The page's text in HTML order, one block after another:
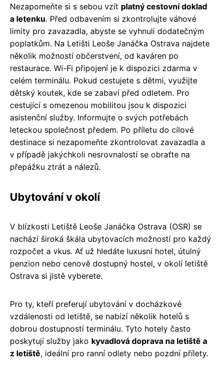
Nezapomeňte si s sebou vzít platný cestovní doklad
a letenku. Před odbavením si zkontrolujte váhové
limity pro zavazadla, abyste se vyhnuli dodatečným
poplatkům. Na Letišti Leoše Janáčka Ostrava najdete
několik možností občerstvení, od kaváren po
restaurace. Wi-Fi připojení je k dispozici zdarma v
celém terminálu. Pokud cestujete s dětmi, využijte
dětský koutek, kde se zabaví před odletem. Pro
cestující s omezenou mobilitou jsou k dispozici
asistenční služby. Informujte o svých potřebách
leteckou společnost předem. Po příletu do cílové
destinace si nezapomeňte zkontrolovat zavazadla a
v případě jakýchkoli nesrovnalostí se obraťte na
přepážku ztrát a nálezů.
Ubytování v okolí
V blízkosti Letiště Leoše Janáčka Ostrava (OSR) se
nachází široká škála ubytovacích možností pro každý
rozpočet a vkus. Ať už hledáte luxusní hotel, útulný
penzion nebo cenově dostupný hostel, v okolí letiště
Ostrava si jistě vyberete.
Pro ty, kteří preferují ubytování v docházkové
vzdálenosti od letiště, se nabízí několik hotelů s
dobrou dostupností terminálu. Tyto hotely často
poskytují služby jako kyvadlová doprava na letiště a
z letiště, ideální pro ranní odlety nebo pozdní přílety.